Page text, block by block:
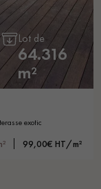
Lot de
64.316
m²
exotic
99,00€ HT/m²